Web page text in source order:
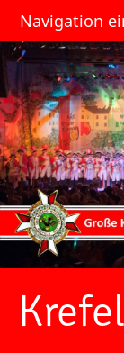
Navigation